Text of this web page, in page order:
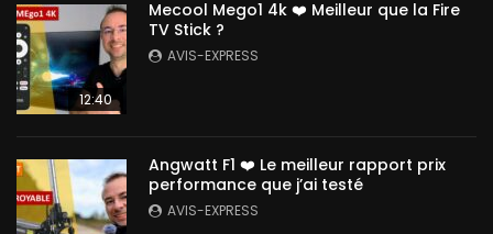
12:40
Mecool Mego1 4k ❤️ Meilleur que la Fire
TV Stick ?
AVIS-EXPRESS
Angwatt F1 ❤️ Le meilleur rapport prix
performance que j’ai testé
AVIS-EXPRESS